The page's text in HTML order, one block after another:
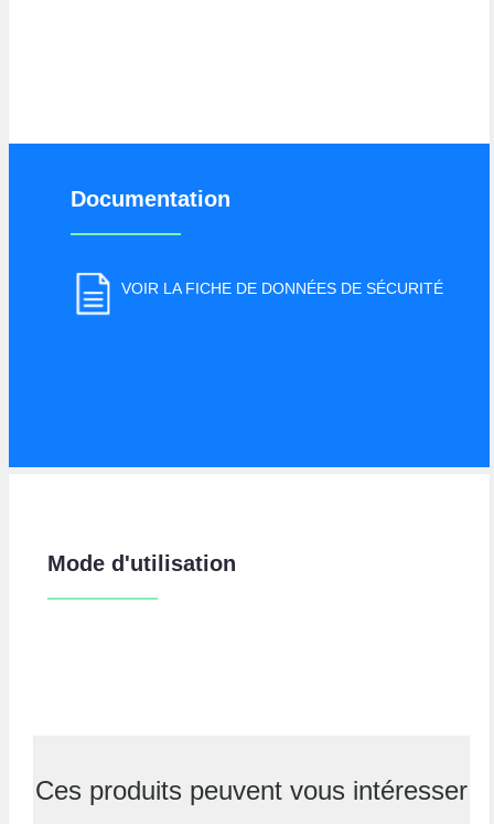
Documentation
VOIR LA FICHE DE DONNÉES DE SÉCURITÉ
Mode d'utilisation
Ces produits peuvent vous intéresser